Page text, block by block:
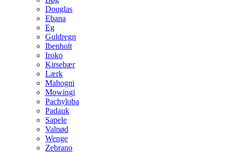
Douglas
Ebana
Eg
Guldregn
Ibenholt
Iroko
Kirsebær
Lærk
Mahogni
Mowingi
Pachyloba
Padauk
Sapele
Valnød
Wenge
Zebrano